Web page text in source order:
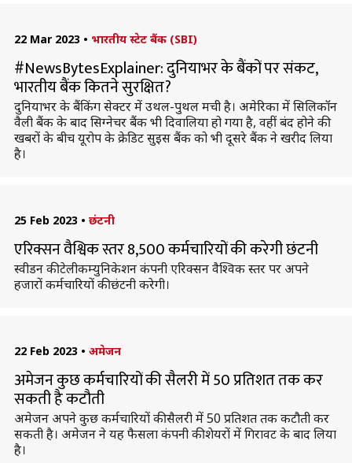
22 Mar 2023 • भारतीय स्टेट बैंक (SBI)
#NewsBytesExplainer: दुनियाभर के बैंकों पर संकट,
भारतीय बैंक कितने सुरक्षित?
दुनियाभर के बैंकिंग सेक्टर में उथल-पुथल मची है। अमेरिका में सिलिकॉन
वैली बैंक के बाद सिग्नेचर बैंक भी दिवालिया हो गया है, वहीं बंद होने की
खबरों के बीच यूरोप के क्रेडिट सुइस बैंक को भी दूसरे बैंक ने खरीद लिया
है।
25 Feb 2023 • छंटनी
एरिक्सन वैश्विक स्तर 8,500 कर्मचारियों की करेगी छंटनी
स्वीडन की टेलीकम्युनिकेशन कंपनी एरिक्सन वैश्विक स्तर पर अपने
हजारों कर्मचारियों की छंटनी करेगी।
22 Feb 2023 • अमेजन
अमेजन कुछ कर्मचारियों की सैलरी में 50 प्रतिशत तक कर
सकती है कटौती
अमेजन अपने कुछ कर्मचारियों की सैलरी में 50 प्रतिशत तक कटौती कर
सकती है। अमेजन ने यह फैसला कंपनी की शेयरों में गिरावट के बाद लिया
है।